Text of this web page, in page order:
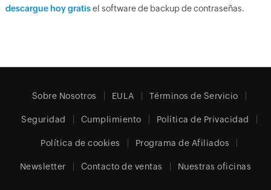
descargue hoy gratisel software de backup de contraseñas.
Sobre Nosotros EULA Términos de Servicio
Seguridad Cumplimiento Política de Privacidad
Política de cookies Programa de Afiliados
Newsletter Contacto de ventas Nuestras oficinas